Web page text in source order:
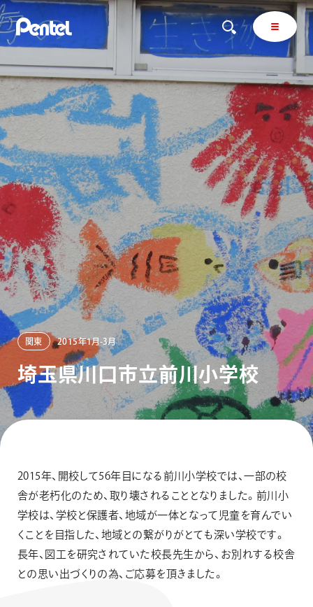
エナージェル サインペン オレンズ
商品を探す
商品を探すトップ
ボールペン
ペン
マーカー
シャープペン
消し具
ブラッシュ（筆）
画材
その他
ぺんてるについて
ぺんてるについてトップ
メッセージ
採用情報
運営会社
関東 2015年1月-3月
埼玉県川 口 市立前川小学校
2015年、開校して56年目になる前川小学校では、一部の校
舎が老朽化のため、取り壊されることとなりました。前川小
学校は、学校と保護者、地域が一体となって児童を育んでい
くことを目指した、地域との繋がりがとても深い学校です。
長年、図工を研究されていた校長先生から、お別れする校舎
との思い出づくりの為、ご応募を頂きました。